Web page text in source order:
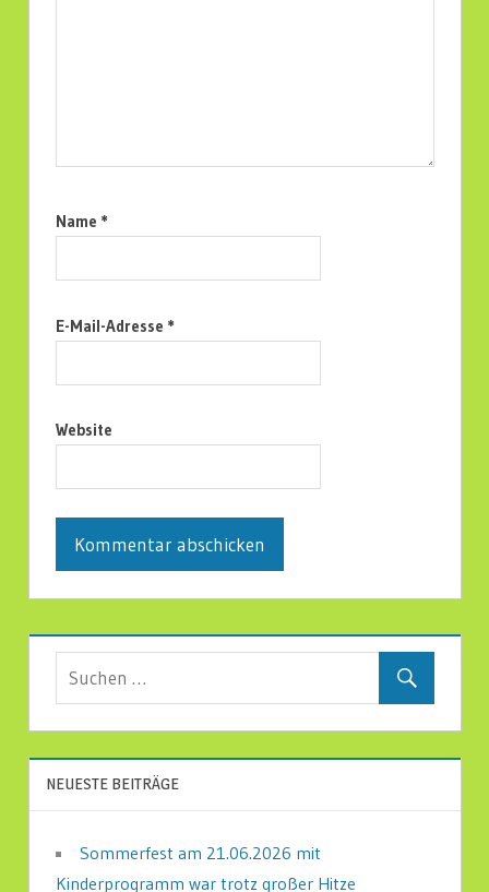
Name *
E-Mail-Adresse *
Website
NEUESTE BEITRÄGE
Sommerfest am 21.06.2026 mit
Kinderprogramm war trotz großer Hitze